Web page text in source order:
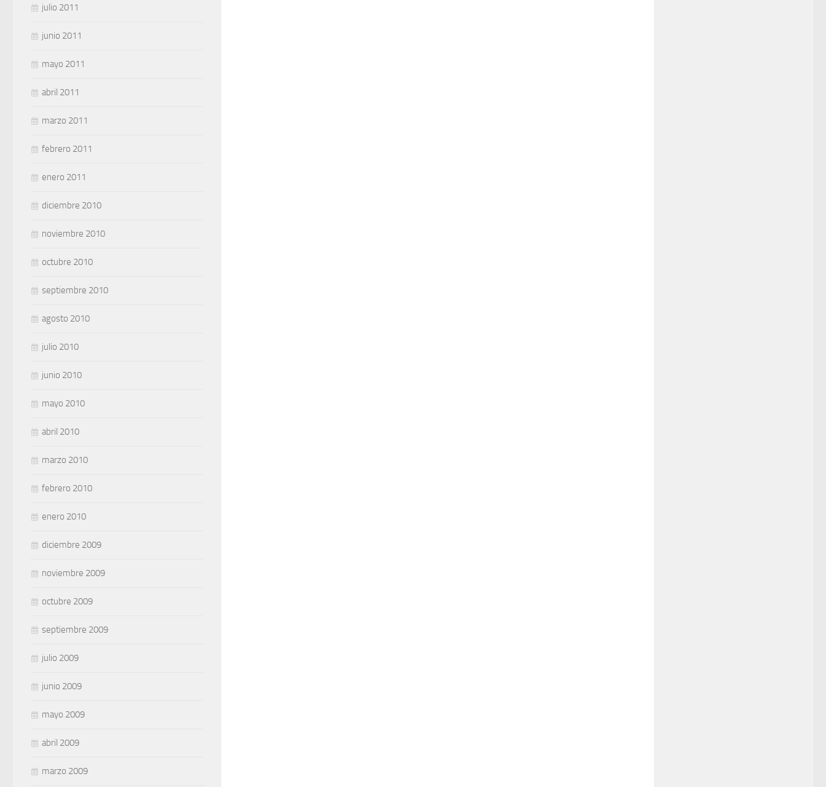
julio 2011
junio 2011
mayo 2011
abril 2011
marzo 2011
febrero 2011
enero 2011
diciembre 2010
noviembre 2010
octubre 2010
septiembre 2010
agosto 2010
julio 2010
junio 2010
mayo 2010
abril 2010
marzo 2010
febrero 2010
enero 2010
diciembre 2009
noviembre 2009
octubre 2009
septiembre 2009
julio 2009
junio 2009
mayo 2009
abril 2009
marzo 2009